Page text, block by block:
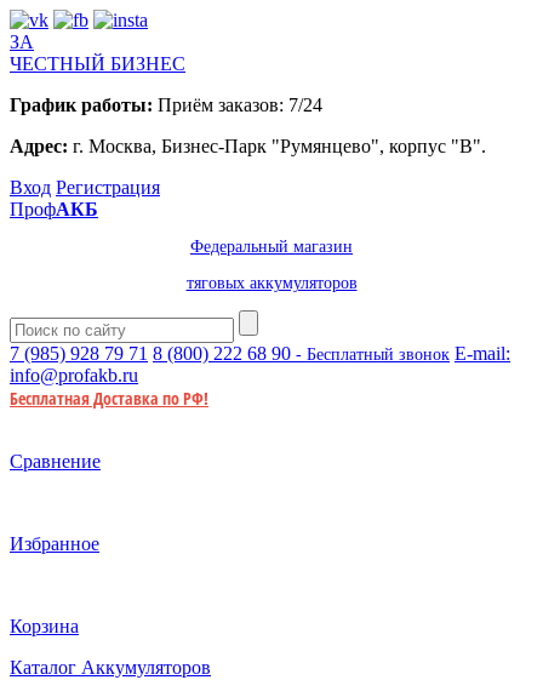
ЗА
ЧЕСТНЫЙ БИЗНЕС
График работы: Приём заказов: 7/24
Адрес: г. Москва, Бизнес-Парк "Румянцево", корпус "В".
Вход Регистрация
ПрофАКБ
Федеральный магазин
тяговых аккумуляторов
7 (985) 928 79 71 8 (800) 222 68 90 - Бесплатный звонок E-mail:
info@profakb.ru
Бесплатная Доставка по РФ!
Сравнение
Избранное
Корзина
Каталог Аккумуляторов